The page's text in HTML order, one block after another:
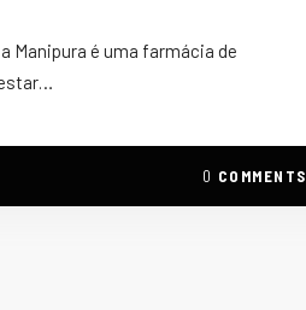
Manipura é uma farmácia de
0 COMMENTS